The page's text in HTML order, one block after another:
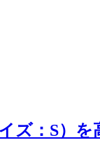
：S）